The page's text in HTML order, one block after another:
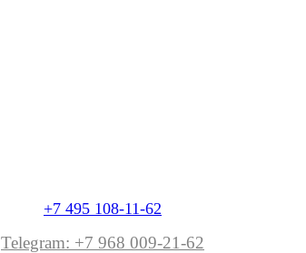
+7 495 108-11-62
Telegram: +7 968 009-21-62